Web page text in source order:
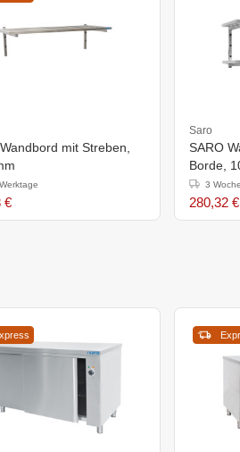
mit Streben,
€
Saro
SARO
Borde,
3
280,32 €